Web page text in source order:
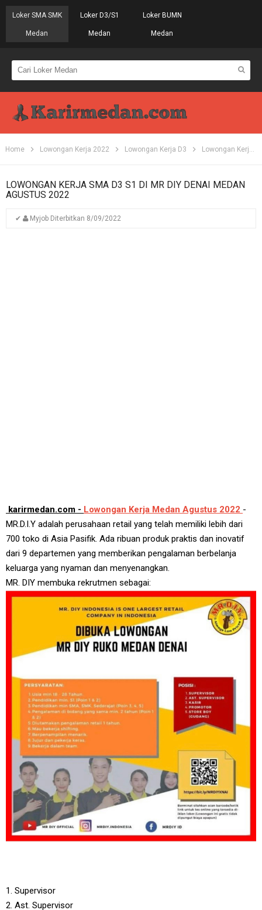
Loker SMA SMK
Medan
Loker D3/S1
Medan
Loker BUMN
Medan
Home Lowongan Kerja 2022 Lowongan Kerja D3 Lowongan Kerja Medan
LOWONGAN KERJA SMA D3 S1 DI MR DIY DENAI MEDAN
AGUSTUS 2022
✔ Myjob Diterbitkan 8/09/2022
karirmedan.com - Lowongan Kerja Medan Agustus 2022 -
MR.D.I.Y adalah perusahaan retail yang telah memiliki lebih dari
700 toko di Asia Pasifik. Ada ribuan produk praktis dan inovatif
dari 9 departemen yang memberikan pengalaman berbelanja
keluarga yang nyaman dan menyenangkan.
MR. DIY membuka rekrutmen sebagai:
1. Supervisor
2. Ast. Supervisor